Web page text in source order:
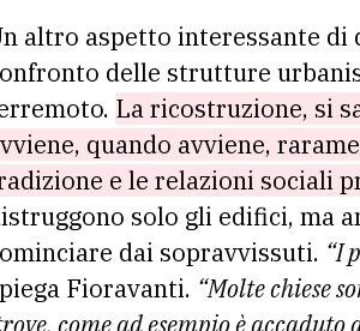
altro aspetto interessante di
delle strutture
La ricostruzione, si
quando avviene,
e le relazioni sociali
solo gli edifici, ma
dai sopravvissuti. “I
Fioravanti. “Molte chiese
come ad esempio è accaduto